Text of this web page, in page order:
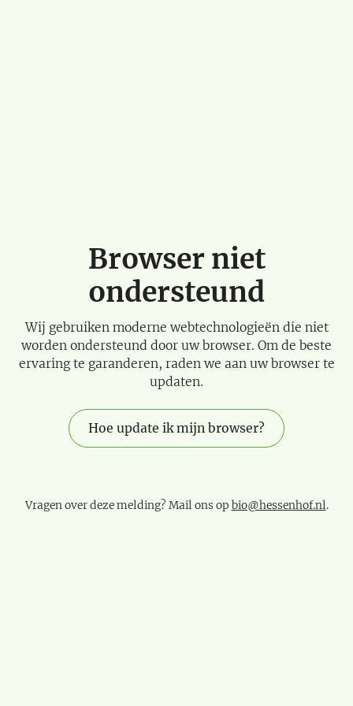
Browser niet
ondersteund
Wij gebruiken moderne webtechnologieën die niet
worden ondersteund door uw browser. Om de beste
ervaring te garanderen, raden we aan uw browser te
updaten.
Hoe update ik mijn browser?
Vragen over deze melding? Mail ons op bio@hessenhof.nl.